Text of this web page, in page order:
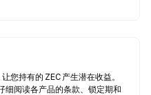
您持有的 ZEC 产生潜在收益。
细阅读各产品的条款、锁定期和